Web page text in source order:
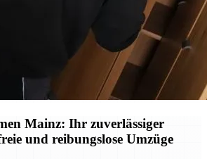
Mainz: Ihr zuverlässiger
und reibungslose Umzüge